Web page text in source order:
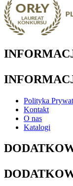
Polityka
Kontakt
O nas
Katalogi